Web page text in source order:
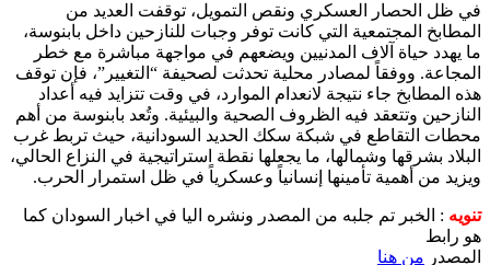
في ظل الحصار العسكري ونقص التمويل، توقفت العديد من
المطابخ المجتمعية التي كانت توفر وجبات للنازحين داخل بابنوسة،
ما يهدد حياة آلاف المدنيين ويضعهم في مواجهة مباشرة مع خطر
المجاعة. ووفقاً لمصادر محلية تحدثت لصحيفة “التغيير”، فإن توقف
هذه المطابخ جاء نتيجة لانعدام الموارد، في وقت تتزايد فيه أعداد
النازحين وتتعقد فيه الظروف الصحية والبيئية. وتُعد بابنوسة من أهم
محطات التقاطع في شبكة سكك الحديد السودانية، حيث تربط غرب
البلاد بشرقها وشمالها، ما يجعلها نقطة استراتيجية في النزاع الحالي،
ويزيد من أهمية تأمينها إنسانياً وعسكرياً في ظل استمرار الحرب.
تنويه : الخبر تم جلبه من المصدر ونشره اليا في اخبار السودان كما
هو رابط
المصدر من هنا